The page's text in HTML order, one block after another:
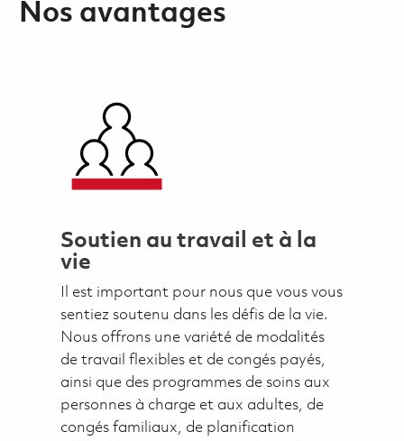
Nos avantages
Soutien au travail et à la
vie
Il est important pour nous que vous vous
sentiez soutenu dans les défis de la vie.
Nous offrons une variété de modalités
de travail flexibles et de congés payés,
ainsi que des programmes de soins aux
personnes à charge et aux adultes, de
congés familiaux, de planification